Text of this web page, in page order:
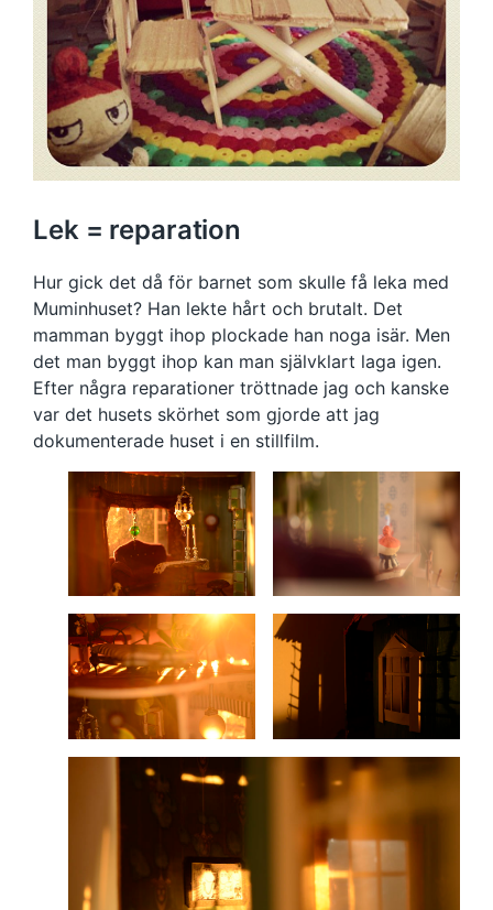
Lek = reparation
Hur gick det då för barnet som skulle få leka med
Muminhuset? Han lekte hårt och brutalt. Det
mamman byggt ihop plockade han noga isär. Men
det man byggt ihop kan man självklart laga igen.
Efter några reparationer tröttnade jag och kanske
var det husets skörhet som gjorde att jag
dokumenterade huset i en stillfilm.